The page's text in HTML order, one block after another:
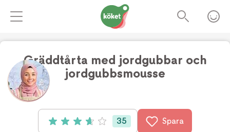
Gräddtårta med jordgubbar och
jordgubbsmousse
Betyg: 3.7 av 5 (35 röster)
35 Spara